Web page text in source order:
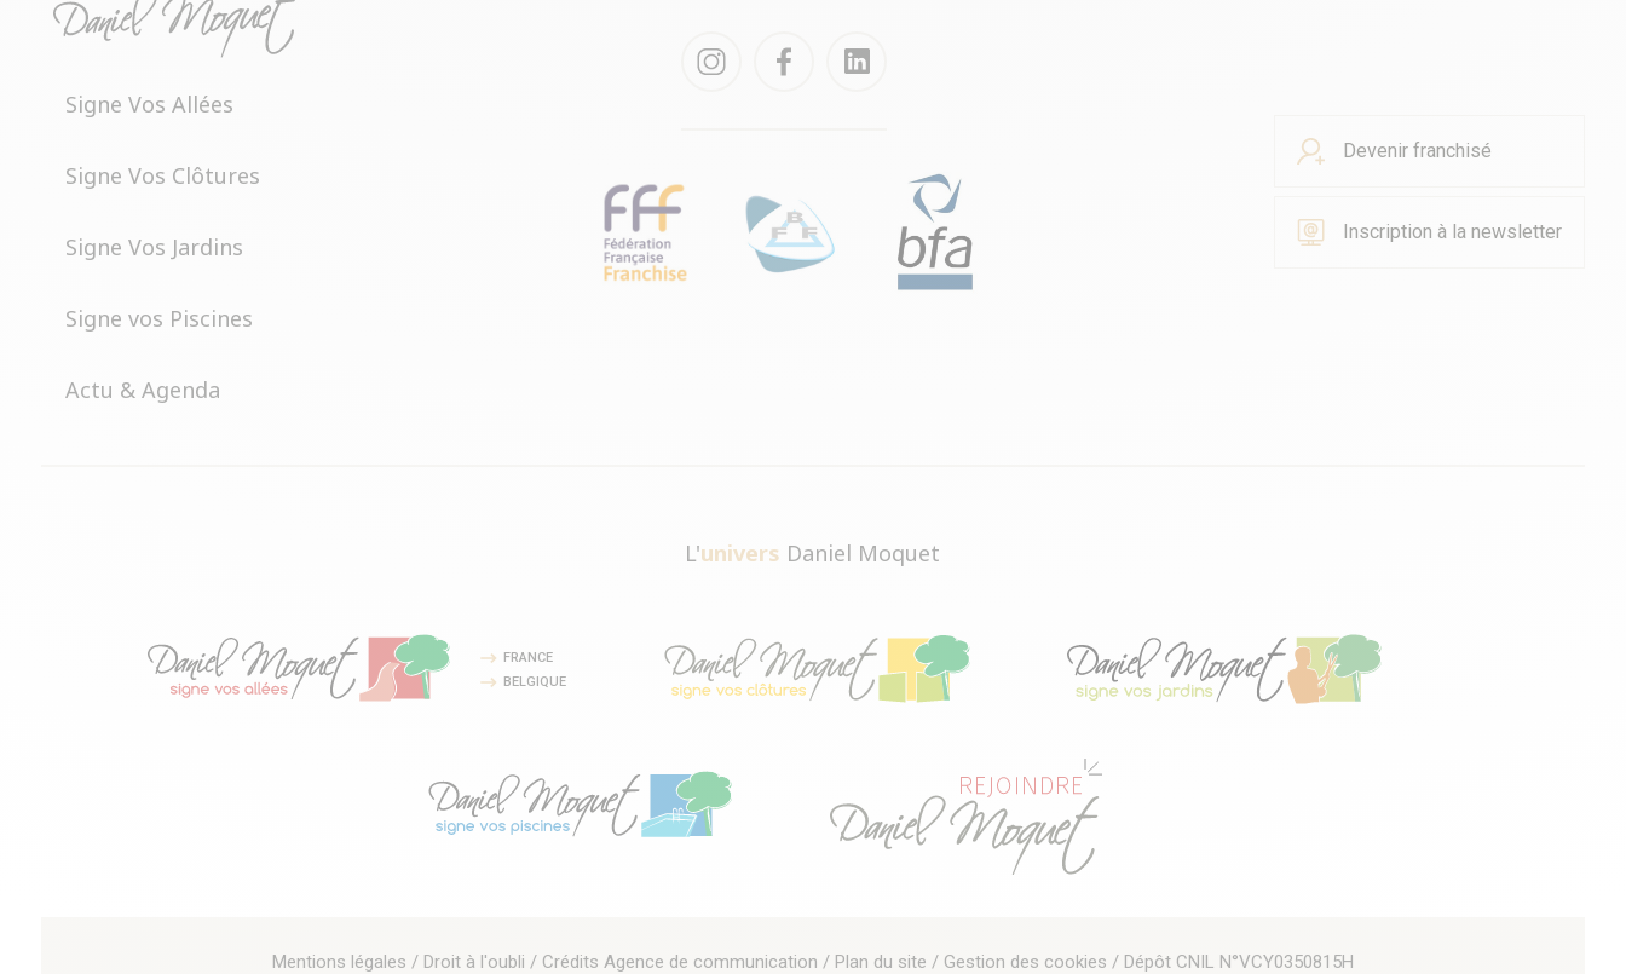
Signe Vos Allées
Signe Vos Clôtures
Signe Vos Jardins
Signe vos Piscines
Actu & Agenda
Devenir franchisé
Inscription à la newsletter
L'univers Daniel Moquet
FRANCE
BELGIQUE
Mentions légales / Droit à l'oubli / Crédits Agence de communication / Plan du site / Gestion des cookies / Dépôt CNIL N°VCY0350815H